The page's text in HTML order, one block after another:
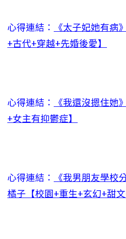
心得連結：
《太子妃她有病
+古代+穿越+先婚後愛】
心得連結：
《我還沒摁住她
+女主有抑鬱症】
心得連結：
《我男朋友學校
橘子【校園+重生+玄幻+甜文